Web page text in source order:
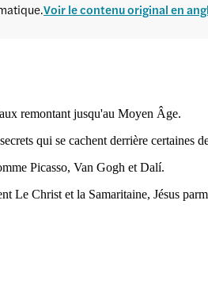
Voir le contenu original en
remontant jusqu'au Moyen Âge.
qui se cachent derrière certaines
Picasso, Van Gogh et Dalí.
Le Christ et la Samaritaine, Jésus